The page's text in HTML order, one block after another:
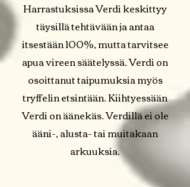
Harrastuksissa Verdi keskittyy
täysillä tehtävään ja antaa
itsestään 100%, mutta tarvitsee
apua vireen säätelyssä. Verdi on
osoittanut taipumuksia myös
tryffelin etsintään. Kiihtyessään
Verdi on äänekäs. Verdillä ei ole
ääni-, alusta- tai muitakaan
arkuuksia.